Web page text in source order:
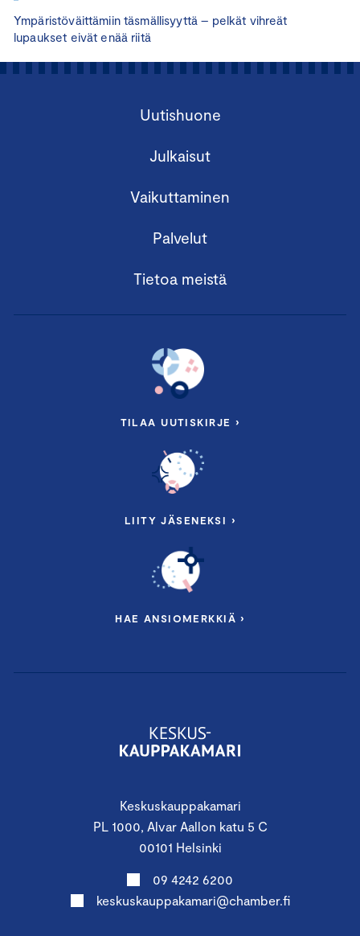
Ympäristöväittämiin täsmällisyyttä – pelkät vihreät
lupaukset eivät enää riitä
Keskuskauppakamari
PL 1000, Alvar Aallon katu 5 C
00101 Helsinki
09 4242 6200
keskuskauppakamari@chamber.fi
Uutishuone
Julkaisut
Vaikuttaminen
Palvelut
Tietoa meistä
TILAA UUTISKIRJE ›
LIITY JÄSENEKSI ›
HAE ANSIOMERKKIÄ ›